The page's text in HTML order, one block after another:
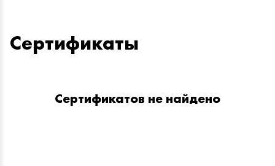
Сертификаты
Сертификатов не найдено